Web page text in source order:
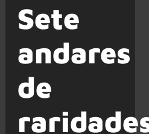
Sete
andares
de